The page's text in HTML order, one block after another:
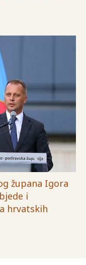
župana Igora
i
hrvatskih